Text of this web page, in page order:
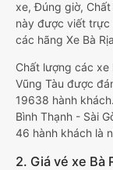
xe, Đúng giờ,
này được viết trực
các hãng Xe Bà
Chất lượng các xe
Vũng Tàu được
19638 hành
Bình Thạnh - Sài
46 hành khách là
2. Giá vé xe Bà